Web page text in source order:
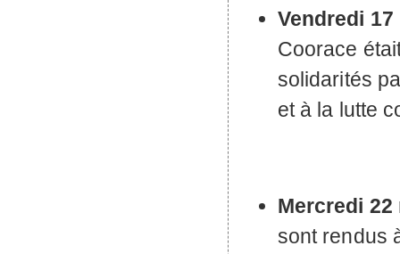
Vendredi
Coorace
solidarités
et à la lutte
Mercredi
sont rendus